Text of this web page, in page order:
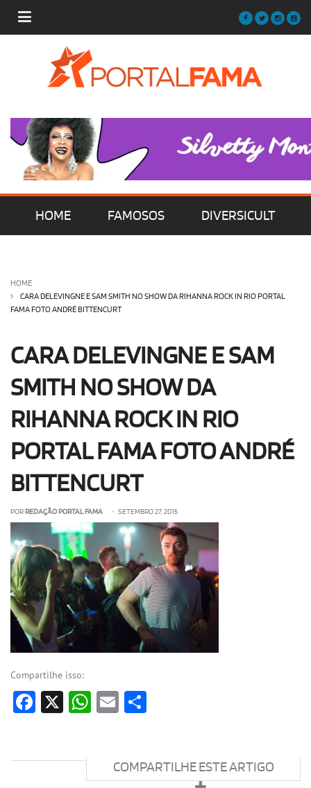
HOME FAMOSOS DIVERSICULT
HOME
CARA DELEVINGNE E SAM SMITH NO SHOW DA RIHANNA ROCK IN RIO PORTAL
FAMA FOTO ANDRÉ BITTENCURT
CARA DELEVINGNE E SAM
SMITH NO SHOW DA
RIHANNA ROCK IN RIO
PORTAL FAMA FOTO ANDRÉ
BITTENCURT
POR REDAÇÃO PORTAL FAMA • SETEMBRO 27, 2015
Compartilhe isso:
Facebook
X WhatsApp
Email
COMPARTILHE ESTE ARTIGO